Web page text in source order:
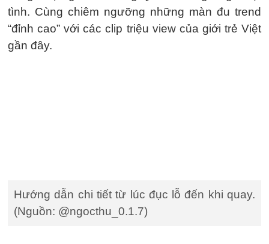
tình. Cùng chiêm ngưỡng những màn đu trend
“đỉnh cao” với các clip triệu view của giới trẻ Việt
gần đây.
Hướng dẫn chi tiết từ lúc đục lỗ đến khi quay.
(Nguồn: @ngocthu_0.1.7)